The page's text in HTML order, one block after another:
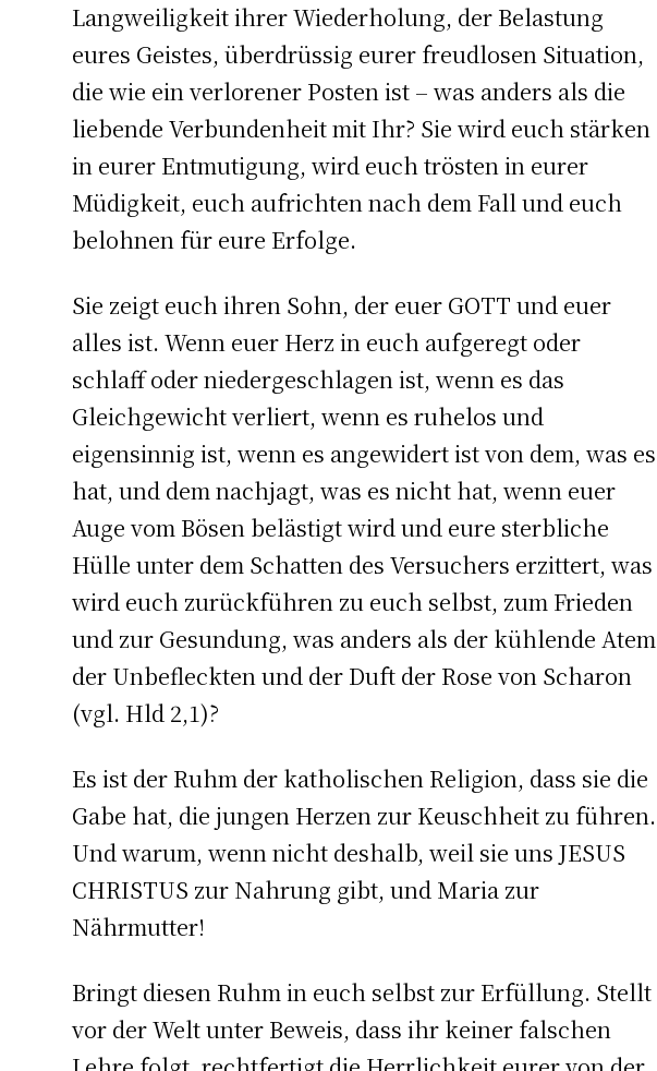
Langweiligkeit ihrer Wiederholung, der Belastung
eures Geistes, überdrüssig eurer freudlosen Situation,
die wie ein verlorener Posten ist – was anders als die
liebende Verbundenheit mit Ihr? Sie wird euch stärken
in eurer Entmutigung, wird euch trösten in eurer
Müdigkeit, euch aufrichten nach dem Fall und euch
belohnen für eure Erfolge.
Sie zeigt euch ihren Sohn, der euer GOTT und euer
alles ist. Wenn euer Herz in euch aufgeregt oder
schlaff oder niedergeschlagen ist, wenn es das
Gleichgewicht verliert, wenn es ruhelos und
eigensinnig ist, wenn es angewidert ist von dem, was es
hat, und dem nachjagt, was es nicht hat, wenn euer
Auge vom Bösen belästigt wird und eure sterbliche
Hülle unter dem Schatten des Versuchers erzittert, was
wird euch zurückführen zu euch selbst, zum Frieden
und zur Gesundung, was anders als der kühlende Atem
der Unbefleckten und der Duft der Rose von Scharon
(vgl. Hld 2,1)?
Es ist der Ruhm der katholischen Religion, dass sie die
Gabe hat, die jungen Herzen zur Keuschheit zu führen.
Und warum, wenn nicht deshalb, weil sie uns JESUS
CHRISTUS zur Nahrung gibt, und Maria zur
Nährmutter!
Bringt diesen Ruhm in euch selbst zur Erfüllung. Stellt
vor der Welt unter Beweis, dass ihr keiner falschen